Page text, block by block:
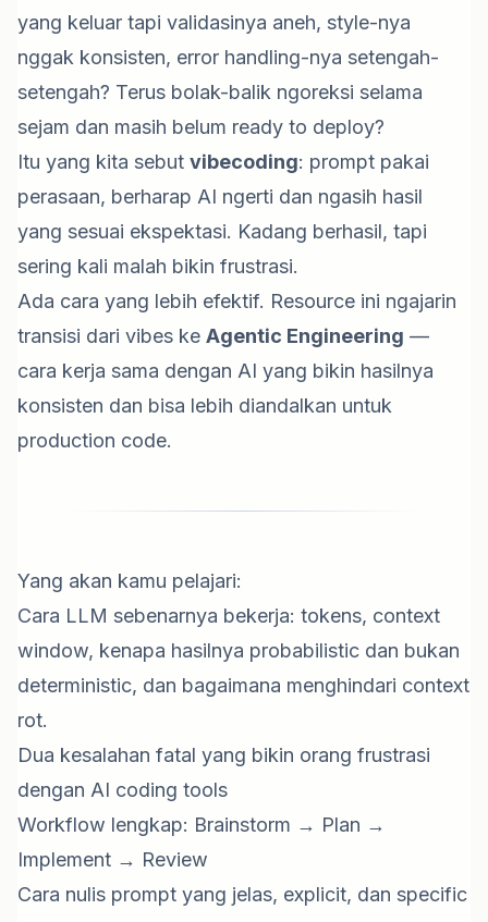
yang keluar tapi validasinya aneh, style-nya
nggak konsisten, error handling-nya setengah-
setengah? Terus bolak-balik ngoreksi selama
sejam dan masih belum ready to deploy?
Itu yang kita sebut vibecoding: prompt pakai
perasaan, berharap AI ngerti dan ngasih hasil
yang sesuai ekspektasi. Kadang berhasil, tapi
sering kali malah bikin frustrasi.
Ada cara yang lebih efektif. Resource ini ngajarin
transisi dari vibes ke Agentic Engineering —
cara kerja sama dengan AI yang bikin hasilnya
konsisten dan bisa lebih diandalkan untuk
production code.
Yang akan kamu pelajari:
Cara LLM sebenarnya bekerja: tokens, context
window, kenapa hasilnya probabilistic dan bukan
deterministic, dan bagaimana menghindari context
rot.
Dua kesalahan fatal yang bikin orang frustrasi
dengan AI coding tools
Workflow lengkap: Brainstorm → Plan →
Implement → Review
Cara nulis prompt yang jelas, explicit, dan specific